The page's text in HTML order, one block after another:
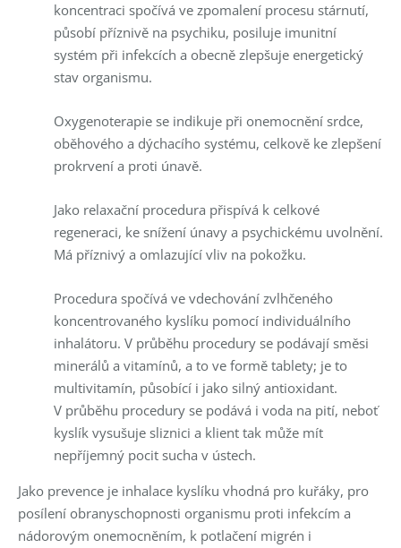
koncentraci spočívá ve zpomalení procesu stárnutí,
působí příznivě na psychiku, posiluje imunitní
systém při infekcích a obecně zlepšuje energetický
stav organismu.
Oxygenoterapie se indikuje při onemocnění srdce,
oběhového a dýchacího systému, celkově ke zlepšení
prokrvení a proti únavě.
Jako relaxační procedura přispívá k celkové
regeneraci, ke snížení únavy a psychickému uvolnění.
Má příznivý a omlazující vliv na pokožku.
Procedura spočívá ve vdechování zvlhčeného
koncentrovaného kyslíku pomocí individuálního
inhalátoru. V průběhu procedury se podávají směsi
minerálů a vitamínů, a to ve formě tablety; je to
multivitamín, působící i jako silný antioxidant.
V průběhu procedury se podává i voda na pití, neboť
kyslík vysušuje sliznici a klient tak může mít
nepříjemný pocit sucha v ústech.
Jako prevence je inhalace kyslíku vhodná pro kuřáky, pro
posílení obranyschopnosti organismu proti infekcím a
nádorovým onemocněním, k potlačení migrén i